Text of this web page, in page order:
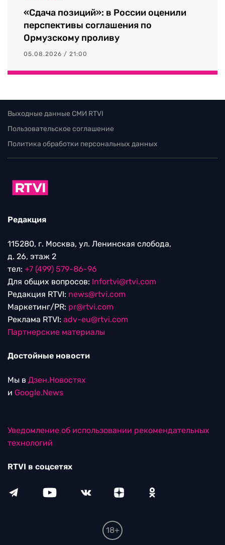
«Сдача позиций»: в России оценили
перспективы соглашения по
Ормузскому проливу
05.08.2026 / 21:00
Выходные данные СМИ RTVI
Пользовательское соглашение
Политика обработки персональных данных
Редакция
115280, г. Москва, ул. Ленинская слобода,
д. 26, этаж 2
тел: +7 (499) 579-86-96
Для общих вопросов: Infortvi@rtvi.com
Редакция RTVI: news@rtvi.com
Маркетинг/PR: pr@rtvi.com
Реклама RTVI: adv-eu@rtvi.com
Партнерские материалы
Достойные новости
Мы в Дзен.Новостях
и Google.News
Уведомление об использовании рекомендательных
технологий
RTVI в соцсетях
18+